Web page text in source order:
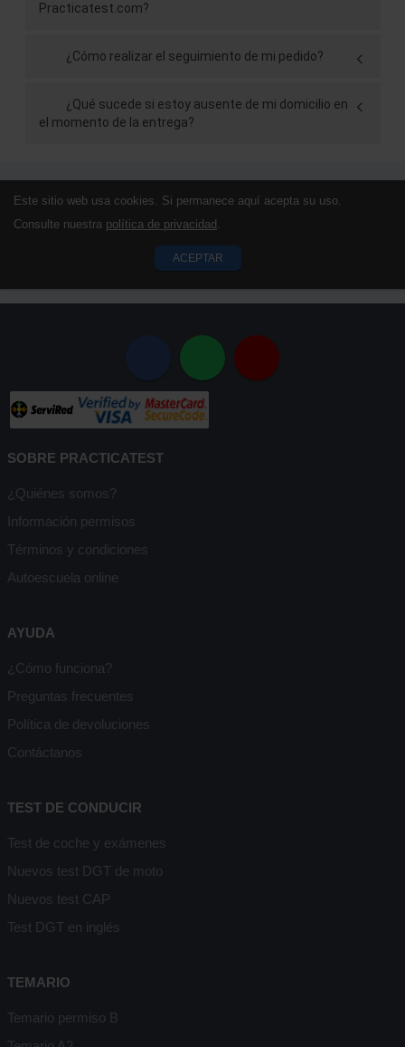
Practicatest.com?
¿Cómo realizar el seguimiento de mi pedido?
¿Qué sucede si estoy ausente de mi domicilio en
el momento de la entrega?
Este sitio web usa cookies. Si permanece aquí acepta su uso.
Consulte nuestra política de privacidad .
ACEPTAR
SOBRE PRACTICATEST
¿Quiénes somos?
Información permisos
Términos y condiciones
Autoescuela online
AYUDA
¿Cómo funciona?
Preguntas frecuentes
Política de devoluciones
Contáctanos
TEST DE CONDUCIR
Test de coche y exámenes
Nuevos test DGT de moto
Nuevos test CAP
Test DGT en inglés
TEMARIO
Temario permiso B